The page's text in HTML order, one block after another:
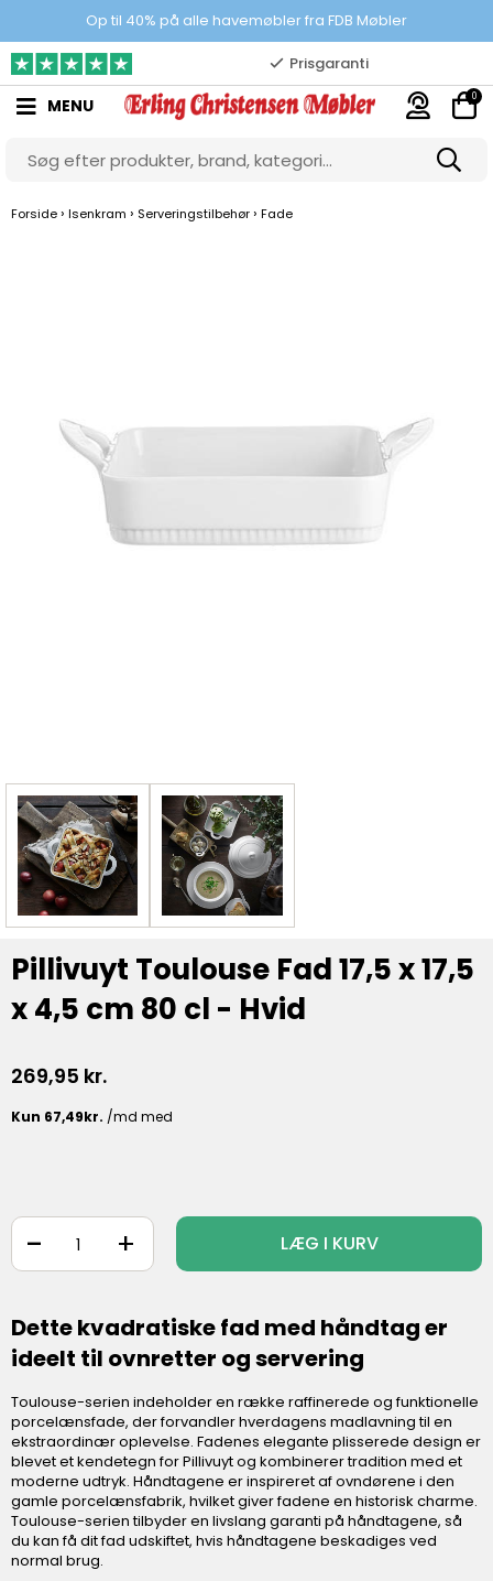
Op til 40% på alle havemøbler fra FDB Møbler
100% danskejet webshop
Prisgaranti
10.000 m2 showroom
Gratis & gode parkeringsforhold
MENU 0
Forside › Isenkram › Serveringstilbehør › Fade
Pillivuyt Toulouse Fad 17,5 x 17,5
x 4,5 cm 80 cl - Hvid
269,95 kr.
+
- LÆG I KURV
Dette kvadratiske fad med håndtag er
ideelt til ovnretter og servering
Toulouse-serien indeholder en række raffinerede og funktionelle
porcelænsfade, der forvandler hverdagens madlavning til en
ekstraordinær oplevelse. Fadenes elegante plisserede design er
blevet et kendetegn for Pillivuyt og kombinerer tradition med et
moderne udtryk. Håndtagene er inspireret af ovndørene i den
gamle porcelænsfabrik, hvilket giver fadene en historisk charme.
Toulouse-serien tilbyder en livslang garanti på håndtagene, så
du kan få dit fad udskiftet, hvis håndtagene beskadiges ved
normal brug.